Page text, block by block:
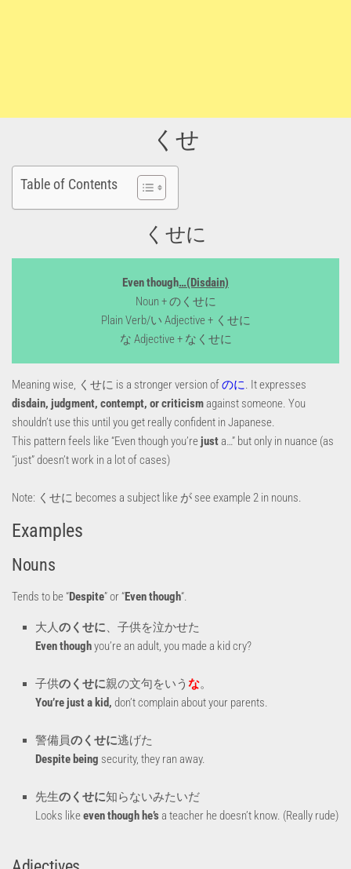
くせ
Table of Contents
くせに
Even though…(Disdain)
Noun + のくせに
Plain Verb/い Adjective + くせに
な Adjective + なくせに
Meaning wise, くせに is a stronger version ofのに . It expresses
disdain, judgment, contempt, or criticismagainst someone. You
shouldn’t use this until you get really confident in Japanese.
This pattern feels like “Even though you’rejusta…” but only in nuance (as
“just” doesn’t work in a lot of cases)
Note: くせに becomes a subject like が see example 2 in nouns.
Examples
Nouns
Tends to be “Despite” or “Even though“.
大人 のくせに 、子供を泣かせた
Even thoughyou’re an adult, you made a kid cry?
子供のくせに親の文句をいう な。
You’re just a kid, don’t complain about your parents.
警備員のくせに逃げた
Despite being security, they ran away.
先生のくせに知らないみたいだ
Looks likeeven though he’sa teacher he doesn’t know. (Really rude)